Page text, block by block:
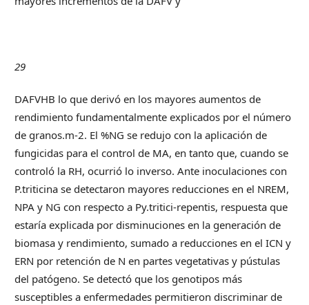
29
DAFVHB lo que derivó en los mayores aumentos de
rendimiento fundamentalmente explicados por el número
de granos.m-2. El %NG se redujo con la aplicación de
fungicidas para el control de MA, en tanto que, cuando se
controló la RH, ocurrió lo inverso. Ante inoculaciones con
P.triticina se detectaron mayores reducciones en el NREM,
NPA y NG con respecto a Py.tritici-repentis, respuesta que
estaría explicada por disminuciones en la generación de
biomasa y rendimiento, sumado a reducciones en el ICN y
ERN por retención de N en partes vegetativas y pústulas
del patógeno. Se detectó que los genotipos más
susceptibles a enfermedades permitieron discriminar de